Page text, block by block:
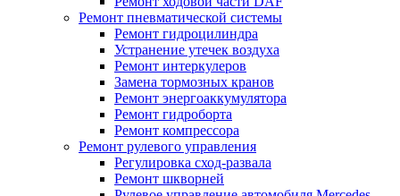
Ремонт пневматической системы
Ремонт гидроцилиндра
Устранение утечек воздуха
Ремонт интеркулеров
Замена тормозных кранов
Ремонт энергоаккумулятора
Ремонт гидроборта
Ремонт компрессора
Ремонт рулевого управления
Регулировка сход-развала
Ремонт шкворней